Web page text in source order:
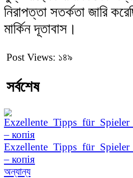
নিরাপত্তা সতর্কতা জারি
মার্কিন দূতাবাস।
Post Views: ১৪৯
সর্বশেষ
– копія
অন্যান্য